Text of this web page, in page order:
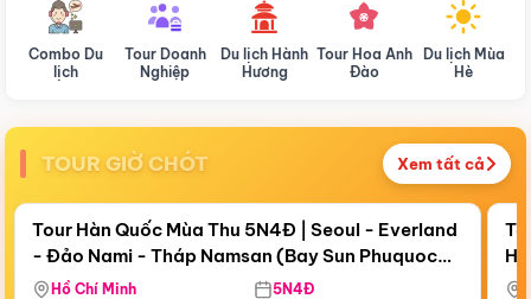
Combo Du
lịch
Tour Doanh
Nghiệp
Du lịch Hành
Hương
Tour Hoa Anh
Đào
Du lịch Mùa
Hè
TOUR GIỜ CHÓT Xem tất cả
Còn18 ngày 04:12:45
Bay Sun Phuquoc Airways
Điểm nổi bật
Tour Hàn Quốc Mùa Thu 5N4Đ | Seoul - Everland
- Đảo Nami - Tháp Namsan (Bay Sun Phuquoc
Airways)
Hồ Chí Minh 5N4Đ